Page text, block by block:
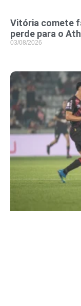
Vitória comete
perde para o
03/08/2026